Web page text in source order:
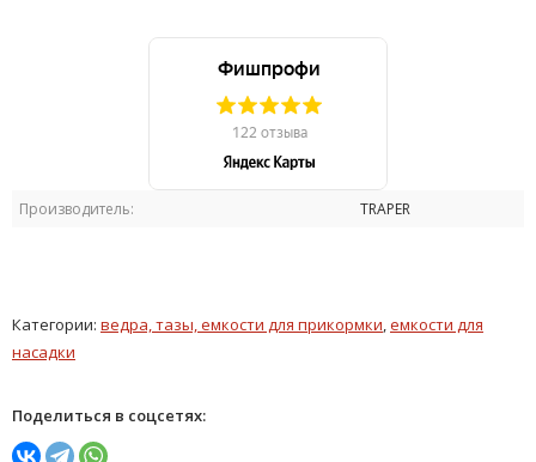
Производитель: TRAPER
Категории: ведра, тазы, емкости для прикормки емкости для
насадки
Поделиться в соцсетях: